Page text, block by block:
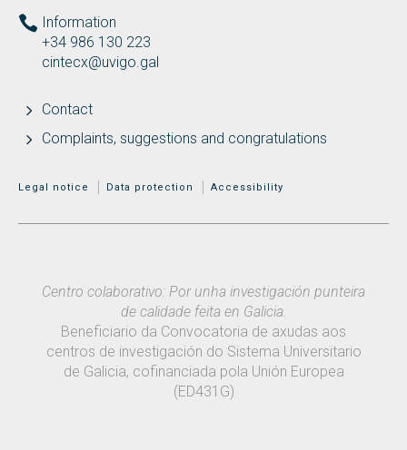
Information
+34 986 130 223
cintecx@uvigo.gal
Contact
Complaints, suggestions and congratulations
MENÚ ADICIONAL
Legal notice Data protection Accessibility
Centro colaborativo: Por unha investigación punteira
de calidade feita en Galicia.
Beneficiario da Convocatoria de axudas aos
centros de investigación do Sistema Universitario
de Galicia, cofinanciada pola Unión Europea
(ED431G)